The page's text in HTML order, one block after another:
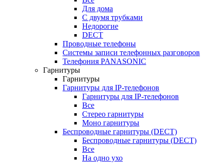
Для дома
С двумя трубками
Недорогие
DECT
Проводные телефоны
Системы записи телефонных разговоров
Телефония PANASONIC
Гарнитуры
Гарнитуры
Гарнитуры для IP-телефонов
Гарнитуры для IP-телефонов
Все
Стерео гарнитуры
Моно гарнитуры
Беспроводные гарнитуры (DECT)
Беспроводные гарнитуры (DECT)
Все
На одно ухо